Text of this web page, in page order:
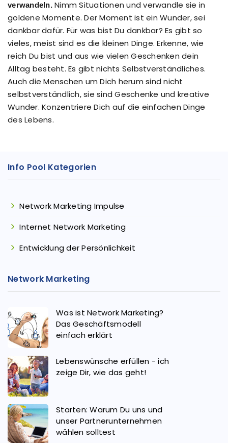
verwandeln.Nimm Situationen und verwandle sie in
goldene Momente. Der Moment ist ein Wunder, sei
dankbar dafür. Für was bist Du dankbar? Es gibt so
vieles, meist sind es die kleinen Dinge. Erkenne, wie
reich Du bist und aus wie vielen Geschenken dein
Alltag besteht. Es gibt nichts Selbstverständliches.
Auch die Menschen um Dich herum sind nicht
selbstverständlich, sie sind Geschenke und kreative
Wunder. Konzentriere Dich auf die einfachen Dinge
des Lebens.
Info Pool Kategorien
Network Marketing Impulse
Internet Network Marketing
Entwicklung der Persönlichkeit
Network Marketing
Was ist Network Marketing?
Das Geschäftsmodell
einfach erklärt
Lebenswünsche erfüllen - ich
zeige Dir, wie das geht!
Starten: Warum Du uns und
unser Partnerunternehmen
wählen solltest